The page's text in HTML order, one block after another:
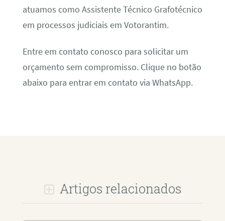
atuamos como Assistente Técnico Grafotécnico
em processos judiciais em Votorantim.
Entre em contato conosco para solicitar um
orçamento sem compromisso. Clique no botão
abaixo para entrar em contato via WhatsApp.
Artigos relacionados